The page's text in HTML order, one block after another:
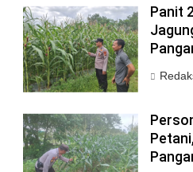
Panit